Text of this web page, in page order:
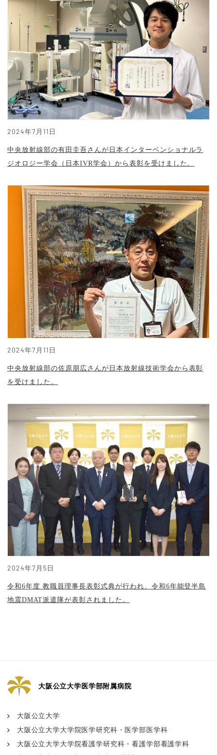
2024年7月11日
中央放射線部の有田圭吾さんが日本インターベンショナルラ
ジオロジー学会（日本IVR学会）から表彰を受けました。
2024年7月11日
中央放射線部の佐原朋広さんが日本放射線技術学会から表彰
を受けました。
2024年7月5日
令和6年度 教職員理事長表彰式典が行われ、令和6年能登半島
地震DMAT派遣隊が表彰されました。
大阪公立大学医学部附属病院
大阪公立大学
大阪公立大学大学院医学研究科・医学部医学科
大阪公立大学大学院看護学研究科・看護学部看護学科